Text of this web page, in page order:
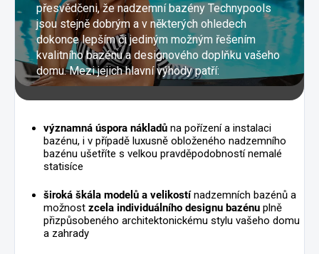
přesvědčeni, že nadzemní bazény Technypools
jsou stejně dobrým a v některých ohledech
dokonce lepším či jediným možným řešením
kvalitního bazénu a designového doplňku vašeho
domu. Mezi jejich hlavní výhody patří:
významná úspora nákladů na pořízení a instalaci
bazénu, i v případě luxusně obloženého nadzemního
bazénu ušetříte s velkou pravděpodobností nemalé
statisíce
široká škála modelů a velikostínadzemních bazénů a
možnost zcela individuálního designu bazénu plně
přizpůsobeného architektonickému stylu vašeho domu
a zahrady